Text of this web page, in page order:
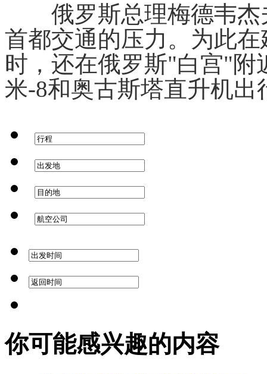
俄罗斯总理梅德韦杰
首都交通的压力。为此
时，还在俄罗斯"白宫"附
米-8和奥古斯塔直升机出
你可能感兴趣的内容